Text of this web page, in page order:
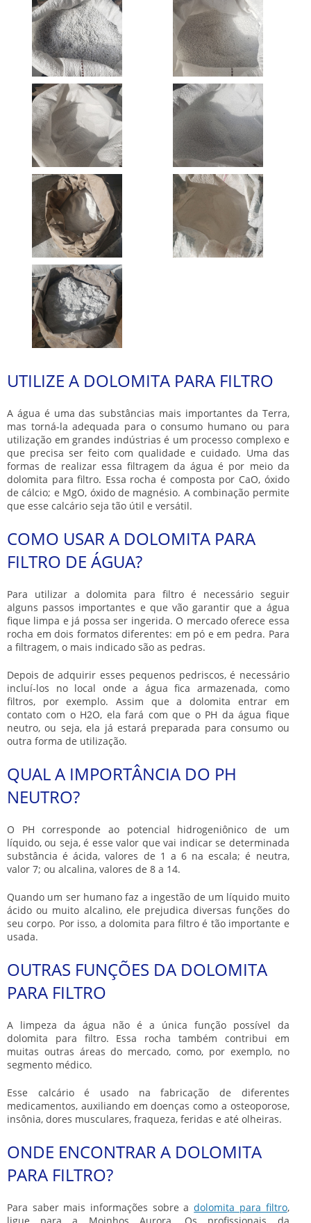
UTILIZE A DOLOMITA PARA FILTRO
A água é uma das substâncias mais importantes da Terra,
mas torná-la adequada para o consumo humano ou para
utilização em grandes indústrias é um processo complexo e
que precisa ser feito com qualidade e cuidado. Uma das
formas de realizar essa filtragem da água é por meio da
dolomita para filtro. Essa rocha é composta por CaO, óxido
de cálcio; e MgO, óxido de magnésio. A combinação permite
que esse calcário seja tão útil e versátil.
COMO USAR A DOLOMITA PARA
FILTRO DE ÁGUA?
Para utilizar adolomita para filtro é necessário seguir
alguns passos importantes e que vão garantir que a água
fique limpa e já possa ser ingerida. O mercado oferece essa
rocha em dois formatos diferentes: em pó e em pedra. Para
a filtragem, o mais indicado são as pedras.
Depois de adquirir esses pequenos pedriscos, é necessário
incluí-los no local onde a água fica armazenada, como
filtros, por exemplo. Assim que a dolomita entrar em
contato com o H2O, ela fará com que o PH da água fique
neutro, ou seja, ela já estará preparada para consumo ou
outra forma de utilização.
QUAL A IMPORTÂNCIA DO PH
NEUTRO?
O PH corresponde ao potencial hidrogeniônico de um
líquido, ou seja, é esse valor que vai indicar se determinada
substância é ácida, valores de 1 a 6 na escala; é neutra,
valor 7; ou alcalina, valores de 8 a 14.
Quando um ser humano faz a ingestão de um líquido muito
ácido ou muito alcalino, ele prejudica diversas funções do
seu corpo. Por isso, adolomita para filtroé tão importante e
usada.
OUTRAS FUNÇÕES DA DOLOMITA
PARA FILTRO
A limpeza da água não é a única função possível da
dolomita para filtro. Essa rocha também contribui em
muitas outras áreas do mercado, como, por exemplo, no
segmento médico.
Esse calcário é usado na fabricação de diferentes
medicamentos, auxiliando em doenças como a osteoporose,
insônia, dores musculares, fraqueza, feridas e até olheiras.
ONDE ENCONTRAR A DOLOMITA
PARA FILTRO?
Para saber mais informações sobre adolomita para filtro,
ligue para a Moinhos Aurora. Os profissionais da